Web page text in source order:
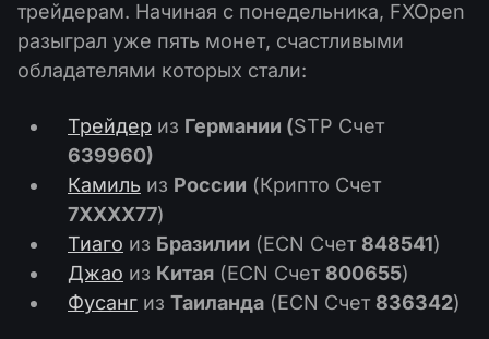
трейдерам. Начиная с понедельника, FXOpen
разыграл уже пять монет, счастливыми
обладателями которых стали:
Трейдер из Германии (STP Счет
639960)
Камиль из России (Крипто Счет
7XXXX77)
Тиаго из Бразилии (ECN Счет 848541)
Джао из Китая (ECN Счет 800655)
Фусанг из Таиланда (ECN Счет 836342)